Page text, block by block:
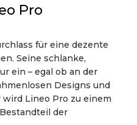
Pro
für eine dezente
Seine schlanke,
ein – egal ob an der
Designs und
Lineo Pro zu einem
der